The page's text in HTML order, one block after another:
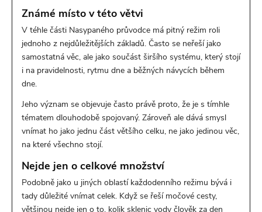
Známé místo v této větvi
V téhle části Nasypaného průvodce má pitný režim roli
jednoho z nejdůležitějších základů. Často se neřeší jako
samostatná věc, ale jako součást širšího systému, který stojí
i na pravidelnosti, rytmu dne a běžných návycích během
dne.
Jeho význam se objevuje často právě proto, že je s tímhle
tématem dlouhodobě spojovaný. Zároveň ale dává smysl
vnímat ho jako jednu část většího celku, ne jako jedinou věc,
na které všechno stojí.
Nejde jen o celkové množství
Podobně jako u jiných oblastí každodenního režimu bývá i
tady důležité vnímat celek. Když se řeší močové cesty,
většinou nejde jen o to, kolik sklenic vody člověk za den